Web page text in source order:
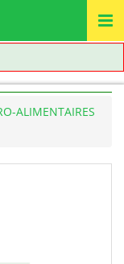
ALIMENTAIRES